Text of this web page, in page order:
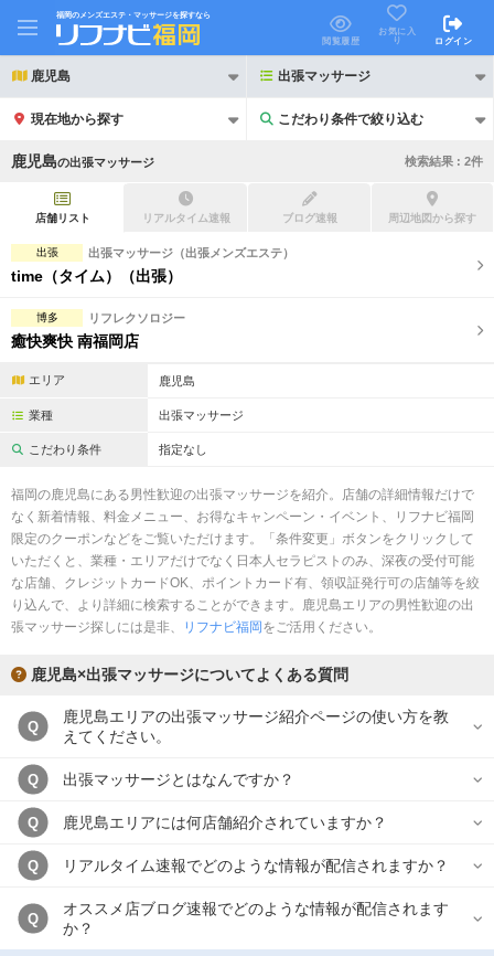
福岡のメンズエステ・マッサージを探すなら
閲覧履歴
お気に入
り
ログイン
鹿児島 出張マッサージ
現在地から探す こだわり条件で絞り込む
こだわり条件で絞り込む
21時以降も受付
初回割引あり
団体割引
キャッシュレス決済OK
2名様歓迎
完全個室 半個室あり
ペアルームあり シャワー室完備
フットバスあり 岩盤浴あり
専用駐車場あり 有資格者在籍
日本人スタッフのみ 女性スタッフのみ
スタッフ指名可 Ｗセラピスト
こだわり条件を変更
閉じる
鹿児島の出張マッサージ 検索結果 : 2件
店舗リスト リアルタイム速報 ブログ速報 周辺地図から探す
出張 出張マッサージ（出張メンズエステ）
time（タイム）（出張）
博多 リフレクソロジー
癒快爽快 南福岡店
エリア 鹿児島
業種 出張マッサージ
こだわり条件 指定なし
福岡の鹿児島にある男性歓迎の出張マッサージを紹介。店舗の詳細情報だけで
なく新着情報、料金メニュー、お得なキャンペーン・イベント、リフナビ福岡
限定のクーポンなどをご覧いただけます。「条件変更」ボタンをクリックして
いただくと、業種・エリアだけでなく日本人セラピストのみ、深夜の受付可能
な店舗、クレジットカードOK、ポイントカード有、領収証発行可の店舗等を絞
り込んで、より詳細に検索することができます。鹿児島エリアの男性歓迎の出
張マッサージ探しには是非、
リフナビ福岡 をご活用ください。
鹿児島×出張マッサージについてよくある質問
Q
鹿児島エリアの出張マッサージ紹介ページの使い方を教
えてください。
Q 出張マッサージとはなんですか？
Q 鹿児島エリアには何店舗紹介されていますか？
Q リアルタイム速報でどのような情報が配信されますか？
Q
オススメ店ブログ速報でどのような情報が配信されます
か？